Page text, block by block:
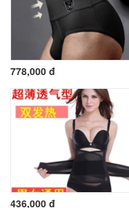
778,000 đ
436,000 đ